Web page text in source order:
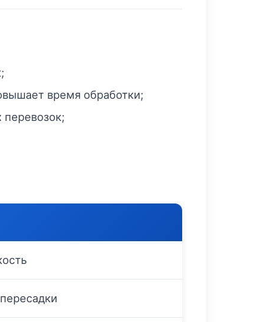
время обработки;